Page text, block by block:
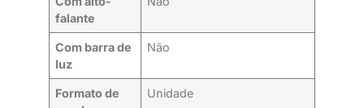
falante
Com barra de
luz
Não
Formato de
Unidade